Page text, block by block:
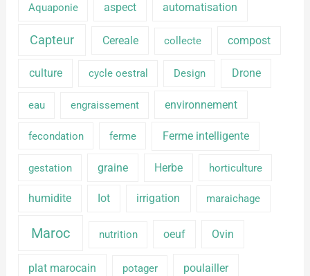
Aquaponie aspect automatisation
Capteur Cereale collecte compost
culture cycle oestral Design Drone
eau engraissement environnement
fecondation ferme Ferme intelligente
gestation graine Herbe horticulture
humidite Iot irrigation maraichage
Maroc nutrition oeuf Ovin
plat marocain potager poulailler